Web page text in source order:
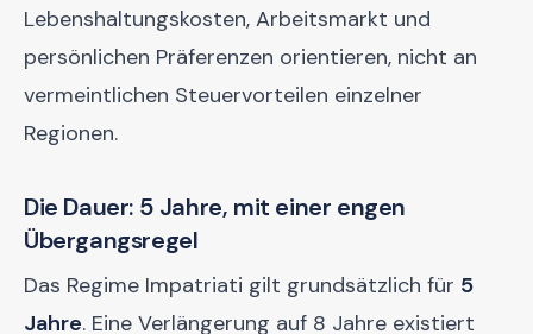
Lebenshaltungskosten, Arbeitsmarkt und
persönlichen Präferenzen orientieren, nicht an
vermeintlichen Steuervorteilen einzelner
Regionen.
Die Dauer: 5 Jahre, mit einer engen
Übergangsregel
Das Regime Impatriati gilt grundsätzlich für 5
Jahre. Eine Verlängerung auf 8 Jahre existiert